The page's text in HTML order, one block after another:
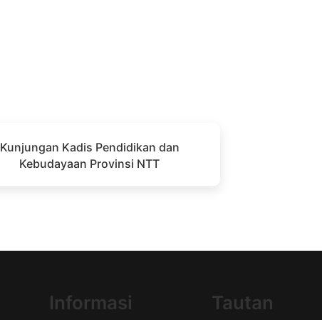
Kunjungan Kadis Pendidikan dan
Kebudayaan Provinsi NTT
Informasi Tautan